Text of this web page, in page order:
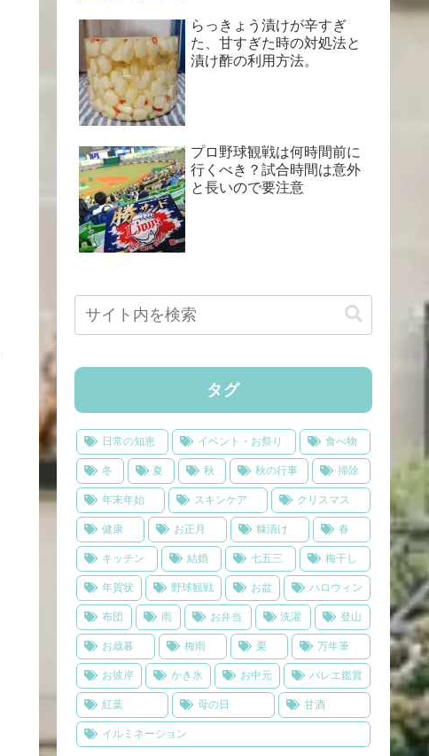
らっきょう漬けが辛すぎ
た、甘すぎた時の対処法と
漬け酢の利用方法。
プロ野球観戦は何時間前に
行くべき？試合時間は意外
と長いので要注意
タグ
日常の知恵 イベント・お祭り 食べ物
冬 夏 秋 秋の行事 掃除
年末年始 スキンケア クリスマス
健康 お正月 糠漬け 春
キッチン 結婚 七五三 梅干し
年賀状 野球観戦 お盆 ハロウィン
布団 雨 お弁当 洗濯 登山
お歳暮 梅雨 栗 万年筆
お彼岸 かき氷 お中元 バレエ鑑賞
紅葉 母の日 甘酒
イルミネーション